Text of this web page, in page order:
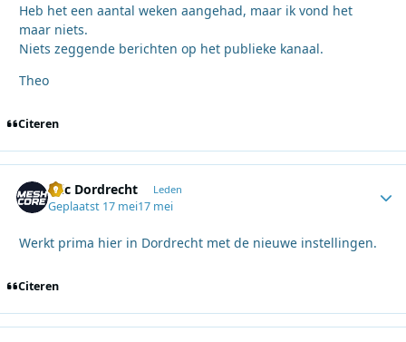
Heb het een aantal weken aangehad, maar ik vond het
maar niets.
Niets zeggende berichten op het publieke kanaal.
Theo
Citeren
Eric Dordrecht Leden
Geplaatst 17 mei17 mei
Werkt prima hier in Dordrecht met de nieuwe instellingen.
Citeren